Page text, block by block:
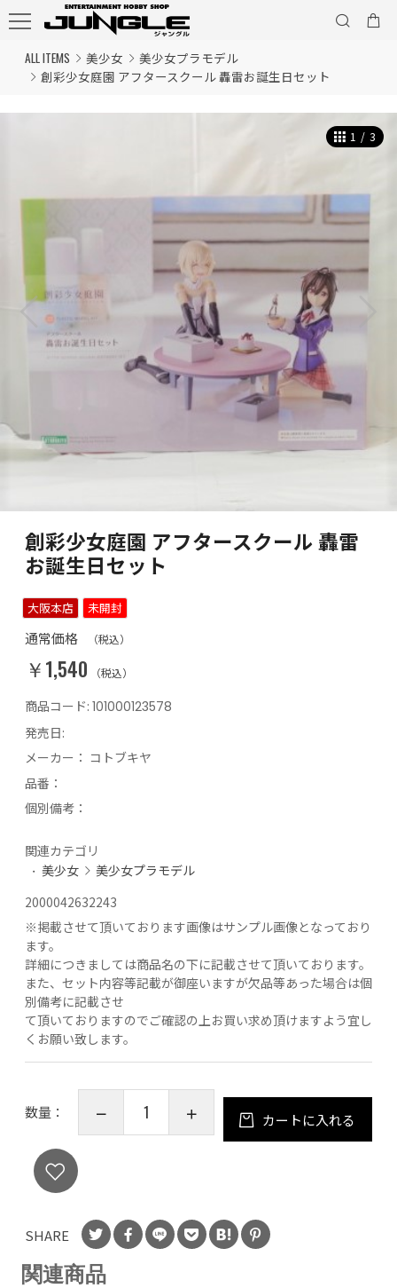
ALL ITEMS 美少女
美少女プラモデル
創彩少女庭園 アフタースクール 轟雷お誕生日セット
1 / 3
創彩少女庭園 アフタースクール 轟雷
お誕生日セット
大阪本店 未開封
通常価格 （税込）
￥1,540 （税込）
商品コード: 101000123578
発売日:
メーカー： コトブキヤ
品番：
個別備考：
関連カテゴリ
美少女
美少女プラモデル
2000042632243
※掲載させて頂いております画像はサンプル画像となっており
ます。
詳細につきましては商品名の下に記載させて頂いております。
また、セット内容等記載が御座いますが欠品等あった場合は個
別備考に記載させ
て頂いておりますのでご確認の上お買い求め頂けますよう宜し
くお願い致します。
数量： カートに入れる
SHARE
関連商品